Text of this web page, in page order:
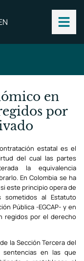
en
por
estatal es el
del cual las partes
la equivalencia
En Colombia se ha
este principio opera de
al Estatuto
Pública -EGCAP- y en
regidos por el derecho
la Sección Tercera del
en las que